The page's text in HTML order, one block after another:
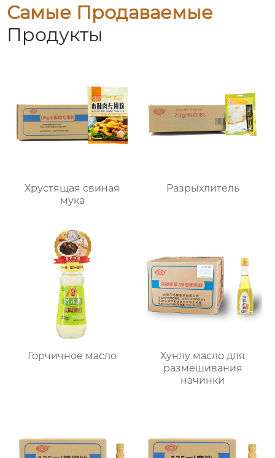
Самые Продаваемые
Продукты
Хрустящая свиная
мука
Разрыхлитель
Горчичное масло
Хунлу масло для
размешивания
начинки